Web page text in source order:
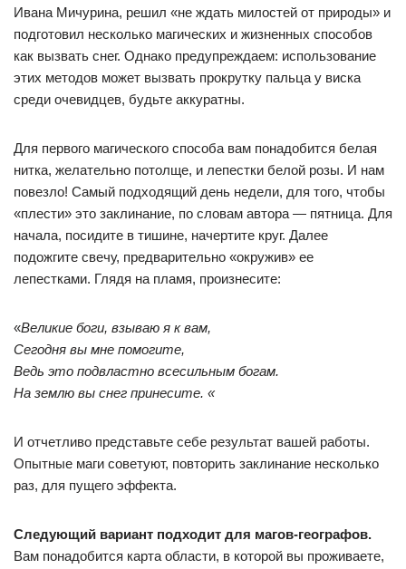
Ивана Мичурина, решил «не ждать милостей от природы» и
подготовил несколько магических и жизненных способов
как вызвать снег. Однако предупреждаем: использование
этих методов может вызвать прокрутку пальца у виска
среди очевидцев, будьте аккуратны.
Для первого магического способа вам понадобится белая
нитка, желательно потолще, и лепестки белой розы. И нам
повезло! Самый подходящий день недели, для того, чтобы
«плести» это заклинание, по словам автора — пятница. Для
начала, посидите в тишине, начертите круг. Далее
подожгите свечу, предварительно «окружив» ее
лепестками. Глядя на пламя, произнесите:
«Великие боги, взываю я к вам,
Сегодня вы мне помогите,
Ведь это подвластно всесильным богам.
На землю вы снег принесите. «
И отчетливо представьте себе результат вашей работы.
Опытные маги советуют, повторить заклинание несколько
раз, для пущего эффекта.
Следующий вариант подходит для магов-географов.
Вам понадобится карта области, в которой вы проживаете,